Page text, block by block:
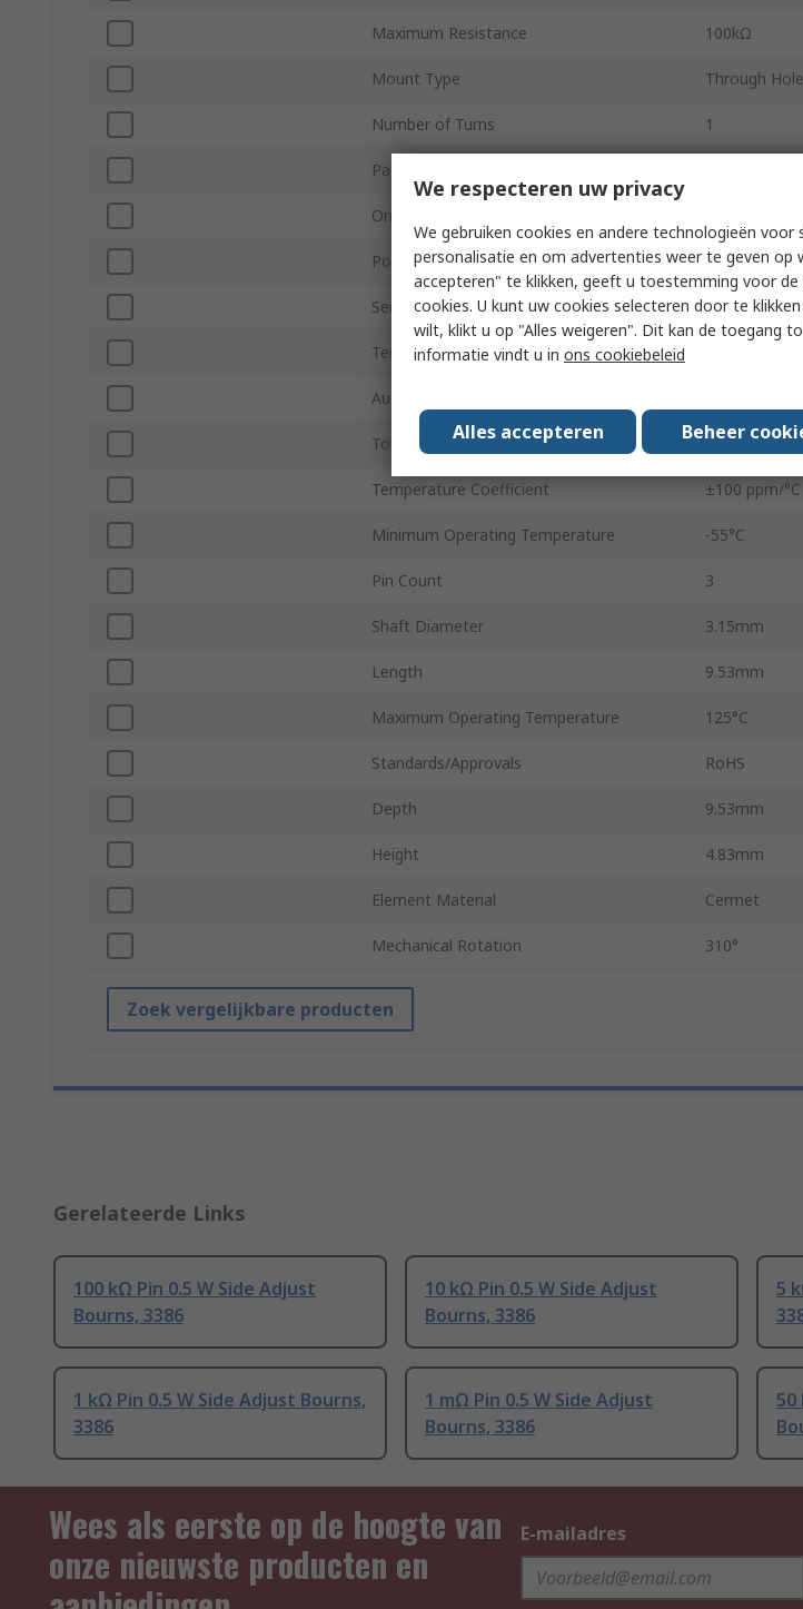
Maximum Resistance 100kΩ
Mount Type Through Hole
Number of Turns 1
Packaging
Orientation
Power Rating 0.5W
Series 3386
Termination Style
Automotive Standard
Tolerance ± 10%
Temperature Coefficient ±100 ppm/°C
Minimum Operating Temperature -55°C
Pin Count 3
Shaft Diameter 3.15mm
Length 9.53mm
Maximum Operating Temperature 125°C
Standards/Approvals RoHS
Depth 9.53mm
Height 4.83mm
Element Material Cermet
Mechanical Rotation 310°
Zoek vergelijkbare producten
Gerelateerde Links
100 kΩ Pin 0.5 W Side Adjust
Bourns, 3386
10 kΩ Pin 0.5 W Side Adjust
Bourns, 3386
5
1 kΩ Pin 0.5 W Side Adjust Bourns,
3386
1 mΩ Pin 0.5 W Side Adjust
Bourns, 3386
50
Wees als eerste op de hoogte van
onze nieuwste producten en
E-mailadres
We respecteren uw privacy
We gebruiken cookies en andere technologieën voor
personalisatie en om advertenties weer te geven op
accepteren" te klikken, geeft u toestemming voor de
cookies. U kunt uw cookies selecteren door te
wilt, klikt u op "Alles weigeren". Dit kan de toegang
informatie vindt u in ons cookiebeleid
Alles accepteren Beheer